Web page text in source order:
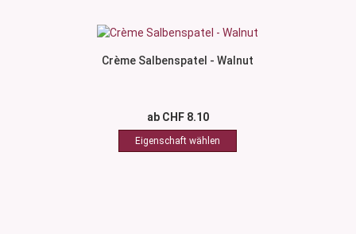
Crème Salbenspatel - Walnut
ab CHF 8.10